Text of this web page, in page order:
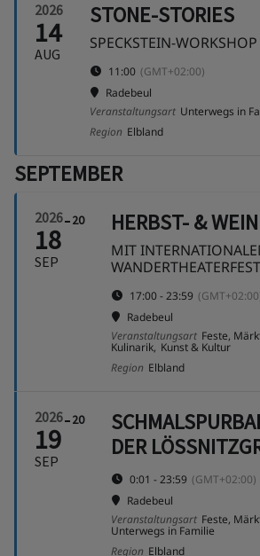
2026
14
AUG
STONE-STORIES
SPECKSTEIN-
11:00 (GMT+02:00)
Radebeul
Veranstaltungsart Unterwegs in
Region Elbland
SEPTEMBER
2026
18
SEP
20 HERBST- &
MIT
17:00 - 23:59
Radebeul
Veranstaltungsart Feste,
Kulinarik, Kunst & Kultur
Region Elbland
2026
19
SEP
20
DER
0:01 - 23:59 (GMT+02:00)
Radebeul
Veranstaltungsart Feste,
Unterwegs in Familie
Region Elbland